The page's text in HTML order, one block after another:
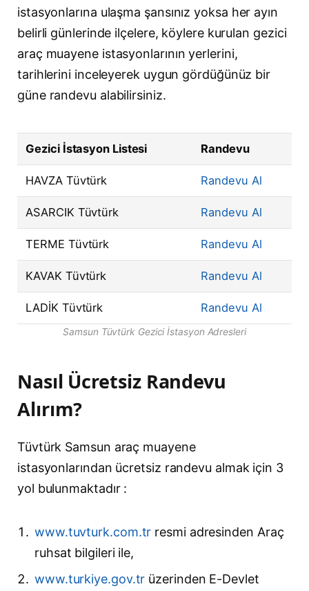
istasyonlarına ulaşma şansınız yoksa her ayın
belirli günlerinde ilçelere, köylere kurulan gezici
araç muayene istasyonlarının yerlerini,
tarihlerini inceleyerek uygun gördüğünüz bir
güne randevu alabilirsiniz.
Gezici İstasyon Listesi Randevu
HAVZA Tüvtürk Randevu Al
ASARCIK Tüvtürk Randevu Al
TERME Tüvtürk Randevu Al
KAVAK Tüvtürk Randevu Al
LADİK Tüvtürk Randevu Al
Samsun Tüvtürk Gezici İstasyon Adresleri
Nasıl Ücretsiz Randevu
Alırım?
Tüvtürk Samsun araç muayene
istasyonlarından ücretsiz randevu almak için 3
yol bulunmaktadır :
www.tuvturk.com.tr resmi adresinden Araç
ruhsat bilgileri ile,
www.turkiye.gov.tr üzerinden E-Devlet